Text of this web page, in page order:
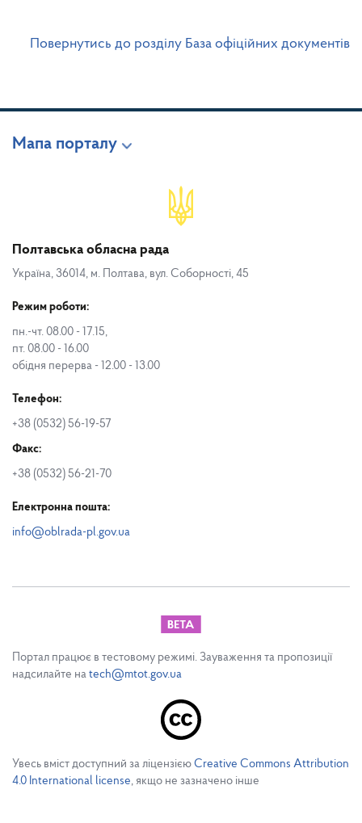
Повернутись до розділу База офіційних документів
Мапа порталу
Полтавська обласна рада
Україна, 36014, м. Полтава, вул. Соборності, 45
Режим роботи:
пн.-чт. 08.00 - 17.15,
пт. 08.00 - 16.00
обідня перерва - 12.00 - 13.00
Телефон:
+38 (0532) 56-19-57
Факс:
+38 (0532) 56-21-70
Електронна пошта:
info@oblrada-pl.gov.ua
Портал працює в тестовому режимі. Зауваження та пропозиції
надсилайте на tech@mtot.gov.ua
Увесь вміст доступний за ліцензією Creative Commons Attribution
4.0 International license, якщо не зазначено інше